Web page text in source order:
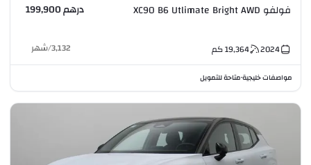
فولفو XC90 B6 Utlimate Bright AWD درهم 199,900
2024
19,364كم 3,132
/شهر
مواصفات خليجية•متاحة للتمويل